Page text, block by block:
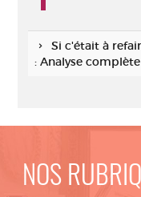
Si c'était à
: Analyse
NOS